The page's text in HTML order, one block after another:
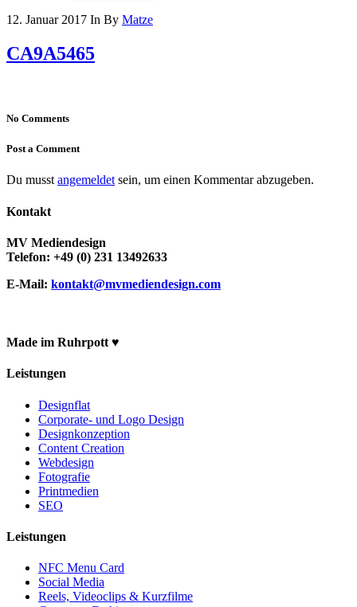
12. Januar 2017 In By Matze
CA9A5465
No Comments
Post a Comment
Du musst angemeldet sein, um einen Kommentar abzugeben.
Kontakt
MV Mediendesign
Telefon: +49 (0) 231 13492633
E-Mail: kontakt@mvmediendesign.com
Made im Ruhrpott ♥
Leistungen
Designflat
Corporate- und Logo Design
Designkonzeption
Content Creation
Webdesign
Fotografie
Printmedien
SEO
Leistungen
NFC Menu Card
Social Media
Reels, Videoclips & Kurzfilme